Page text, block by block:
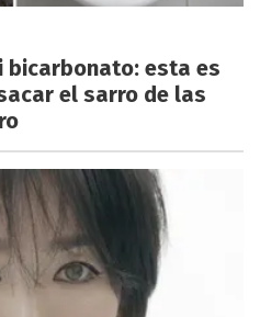
bicarbonato: esta es
el sarro de las